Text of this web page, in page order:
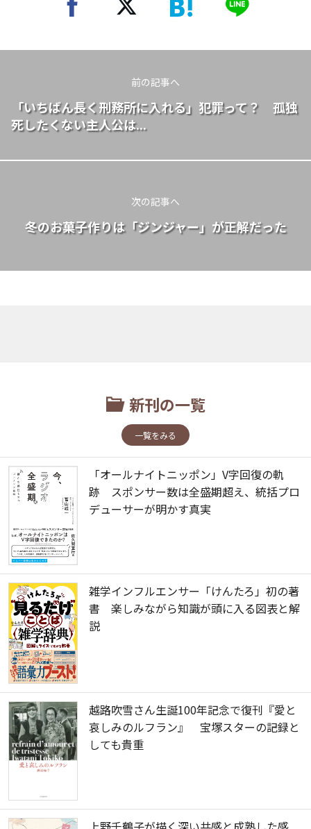
前の記事へ
「いちばん長く刑務所に入れる」犯罪って？ 孤独
死したくない主人公は...
次の記事へ
冬のお菓子作りは「ジンジャー」が正解だった
新刊の一覧
一覧をみる
「オールナイトニッポン」V字回復の軌
跡 スポンサー数は全盛期超え、統括プロ
デューサーが明かす真実
雑学インフルエンサー「けんたろ」初の著
書 楽しみながら知識が頭に入る図表と解
説
越路吹雪さん生誕100年記念で復刊『愛と
哀しみのルフラン』 宝塚スターの記録と
しても貴重